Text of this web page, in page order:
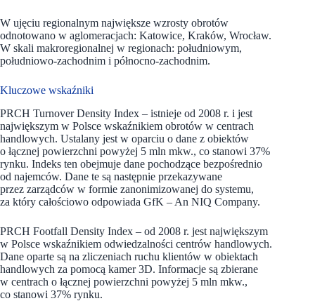
W ujęciu regionalnym największe wzrosty obrotów
odnotowano w aglomeracjach: Katowice, Kraków, Wrocław.
W skali makroregionalnej w regionach: południowym,
południowo-zachodnim i północno-zachodnim.
Kluczowe wskaźniki
PRCH Turnover Density Index – istnieje od 2008 r. i jest
największym w Polsce wskaźnikiem obrotów w centrach
handlowych. Ustalany jest w oparciu o dane z obiektów
o łącznej powierzchni powyżej 5 mln mkw., co stanowi 37%
rynku. Indeks ten obejmuje dane pochodzące bezpośrednio
od najemców. Dane te są następnie przekazywane
przez zarządców w formie zanonimizowanej do systemu,
za który całościowo odpowiada GfK – An NIQ Company.
PRCH Footfall Density Index – od 2008 r. jest największym
w Polsce wskaźnikiem odwiedzalności centrów handlowych.
Dane oparte są na zliczeniach ruchu klientów w obiektach
handlowych za pomocą kamer 3D. Informacje są zbierane
w centrach o łącznej powierzchni powyżej 5 mln mkw.,
co stanowi 37% rynku.